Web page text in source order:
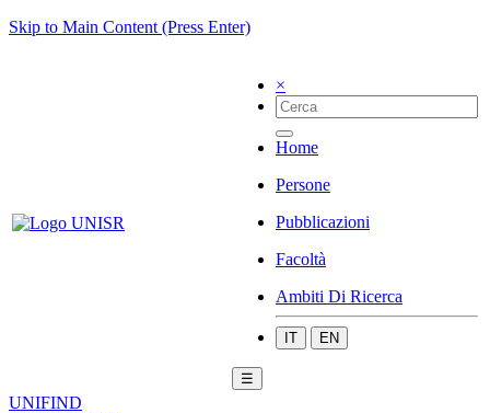
Skip to Main Content (Press Enter)
×
Home
Persone
Pubblicazioni
Facoltà
Ambiti Di Ricerca
IT EN
☰
UNIFIND